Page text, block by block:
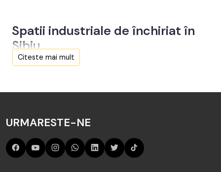
Spatii industriale de închiriat în
Sibiu
Imobiliare Sibiu.
Acum sunt 9 anunțuri active preluate de către agenții
Citeste mai mult
URMARESTE-NE